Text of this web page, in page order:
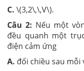
C. \(3,2\,\,V\).
Câu 2: Nếu một
đều quanh một
điện cảm ứng
A. đổi chiều sau mỗi